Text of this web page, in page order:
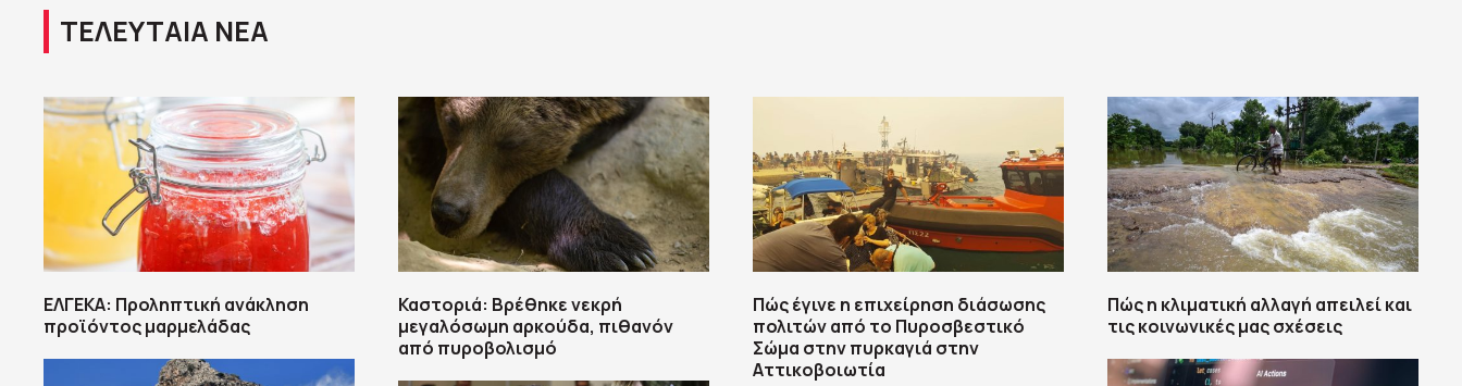
ΤΕΛΕΥΤΑΙΑ ΝΕΑ
ΕΛΓΕΚΑ: Προληπτική ανάκληση
προϊόντος μαρμελάδας
Καστοριά: Βρέθηκε νεκρή
μεγαλόσωμη αρκούδα, πιθανόν
από πυροβολισμό
Πώς έγινε η επιχείρηση διάσωσης
πολιτών από το Πυροσβεστικό
Σώμα στην πυρκαγιά στην
Αττικοβοιωτία
Πώς η κλιματική αλλαγή απειλεί και
τις κοινωνικές μας σχέσεις